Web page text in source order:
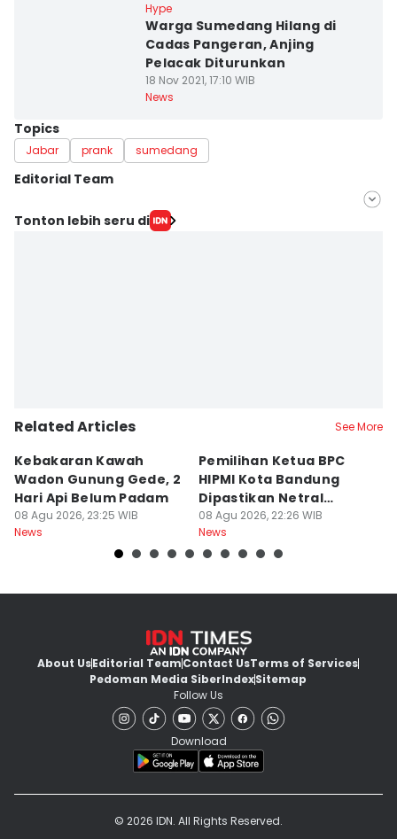
Hype
Warga Sumedang Hilang di
Cadas Pangeran, Anjing
Pelacak Diturunkan
18 Nov 2021, 17:10 WIB
News
Topics
Jabar prank sumedang
Editorial Team
Editor
Tonton lebih seru di
Related Articles See More
Kebakaran Kawah
Wadon Gunung Gede, 2
Hari Api Belum Padam
08 Agu 2026, 23:25 WIB
News
Pemilihan Ketua BPC
HIPMI Kota Bandung
Dipastikan Netral
Tanpa Tekanan
08 Agu 2026, 22:26 WIB
News
About UsEditorial TeamContact UsTerms of Services
Pedoman Media SiberIndexSitemap
Follow Us
Download
© 2026 IDN. All Rights Reserved.